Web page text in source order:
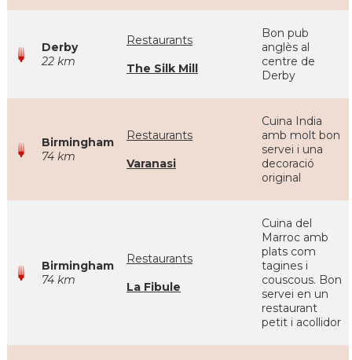
Derby
22 km
Restaurants
The Silk Mill
Bon pub
anglès al
centre de
Derby
Birmingham
74 km
Restaurants
Varanasi
Cuina India
amb molt bon
servei i una
decoració
original
Birmingham
74 km
Restaurants
La Fibule
Cuina del
Marroc amb
plats com
tagines i
couscous. Bon
servei en un
restaurant
petit i acollidor